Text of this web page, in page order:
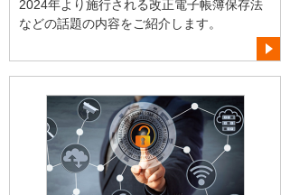
2024年より施行される改正電子帳簿保存法
などの話題の内容をご紹介します。